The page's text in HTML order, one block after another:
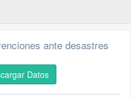
ante desastres
Datos